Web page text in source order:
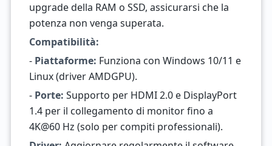
upgrade della RAM o SSD, assicurarsi che la
potenza non venga superata.
Compatibilità:
- Piattaforme: Funziona con Windows 10/11 e
Linux (driver AMDGPU).
- Porte: Supporto per HDMI 2.0 e DisplayPort
1.4 per il collegamento di monitor fino a
4K@60 Hz (solo per compiti professionali).